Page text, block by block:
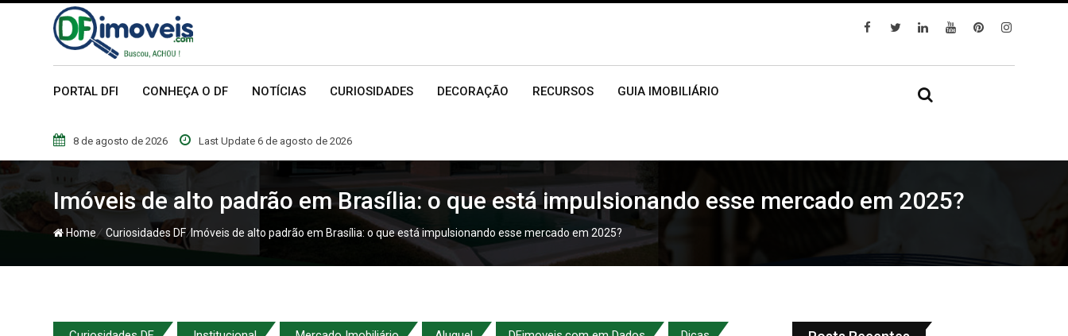
PORTAL DFI CONHEÇA O DF NOTÍCIAS CURIOSIDADES DECORAÇÃO RECURSOS GUIA IMOBILIÁRIO
8 de agosto de 2026 Last Update 6 de agosto de 2026
Imóveis de alto padrão em Brasília: o que está impulsionando esse mercado em 2025?
Home/Curiosidades DF/Imóveis de alto padrão em Brasília: o que está impulsionando esse mercado em 2025?